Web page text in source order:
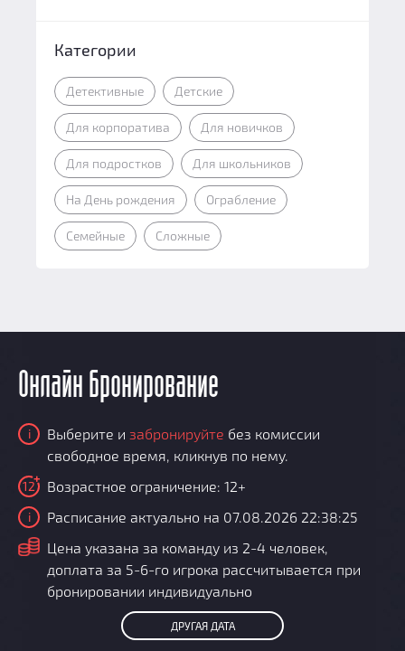
Категории
Детективные Детские
Для корпоратива Для новичков
Для подростков Для школьников
На День рождения Ограбление
Семейные Сложные
Онлайн бронирование
i Выберите и забронируйте без комиссии
свободное время, кликнув по нему.
12 Возрастное ограничение: 12+
i Расписание актуально на 07.08.2026 22:38:25
i
Цена указана за команду из 2-4 человек,
доплата за 5-6-го игрока рассчитывается при
бронировании индивидуально
ДРУГАЯ ДАТА